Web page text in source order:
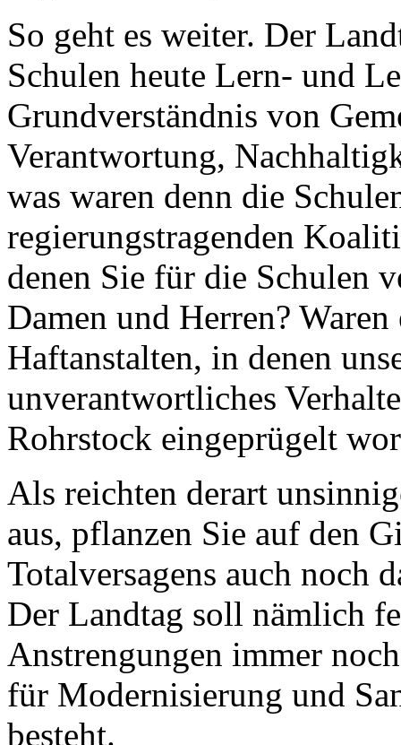
So geht es weiter. Der
Schulen heute Lern- und
Grundverständnis von
Verantwortung,
was waren denn die
regierungstragenden
denen Sie für die Schulen
Damen und Herren?
Haftanstalten, in denen
unverantwortliches
Rohrstock eingeprügelt
Als reichten derart
aus, pflanzen Sie auf den
Totalversagens auch noch
Der Landtag soll nämlich
Anstrengungen immer
für Modernisierung und
besteht.